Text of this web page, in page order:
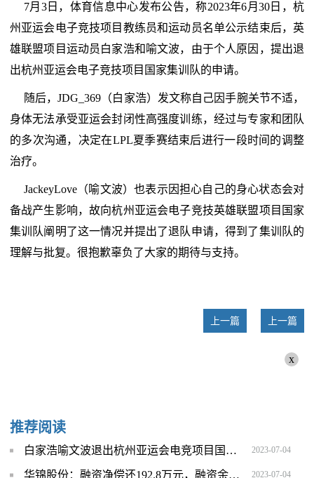
7月3日，体育信息中心发布公告，称2023年6月30日，杭
州亚运会电子竞技项目教练员和运动员名单公示结束后，英
雄联盟项目运动员白家浩和喻文波，由于个人原因，提出退
出杭州亚运会电子竞技项目国家集训队的申请。
随后，JDG_369（白家浩）发文称自己因手腕关节不适，
身体无法承受亚运会封闭性高强度训练，经过与专家和团队
的多次沟通，决定在LPL夏季赛结束后进行一段时间的调整
治疗。
JackeyLove（喻文波）也表示因担心自己的身心状态会对
备战产生影响，故向杭州亚运会电子竞技英雄联盟项目国家
集训队阐明了这一情况并提出了退队申请，得到了集训队的
理解与批复。很抱歉辜负了大家的期待与支持。
上一篇 上一篇
x
推荐阅读
白家浩喻文波退出杭州亚运会电竞项目国家集训队名单 2023-07-04
华锦股份：融资净偿还192.8万元，融资余额3.4亿元（07-03）|世界头条 2023-07-04